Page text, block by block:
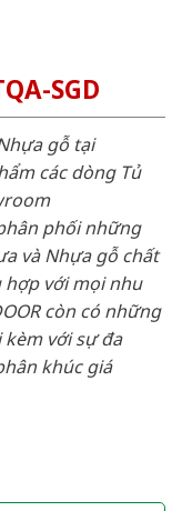
SGD
gỗ tại
các dòng Tủ
phối những
và Nhựa gỗ chất
hợp với mọi nhu
còn có những
kèm với sự đa
khúc giá